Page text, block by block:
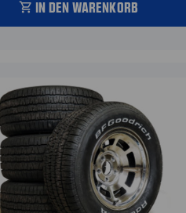
shopping_cart IN DEN WARENKORB